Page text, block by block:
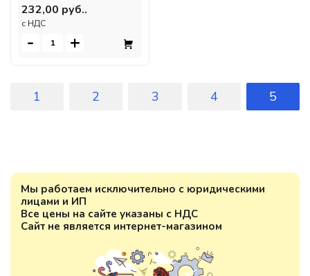
Мы работаем исключительно с юридическими
лицами и ИП
Все цены на сайте указаны с НДС
Сайт не является интернет-магазином
232,00 руб..
c НДС
- +
1 2 3 4 5